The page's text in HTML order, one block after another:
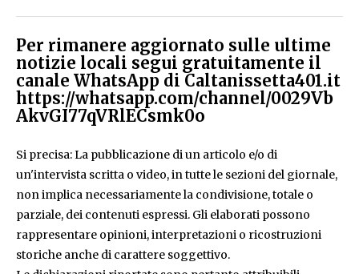
Per rimanere aggiornato sulle ultime
notizie locali segui gratuitamente il
canale WhatsApp di Caltanissetta401.it
https://whatsapp.com/channel/0029Vb
AkvGI77qVRlECsmk0o
Si precisa: La pubblicazione di un articolo e/o di
un'intervista scritta o video, in tutte le sezioni del giornale,
non implica necessariamente la condivisione, totale o
parziale, dei contenuti espressi. Gli elaborati possono
rappresentare opinioni, interpretazioni o ricostruzioni
storiche anche di carattere soggettivo.